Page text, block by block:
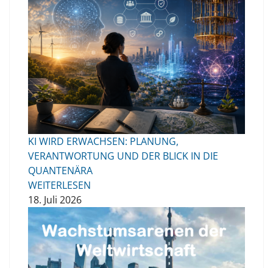
KI WIRD ERWACHSEN: PLANUNG,
VERANTWORTUNG UND DER BLICK IN DIE
QUANTENÄRA
WEITERLESEN
18. Juli 2026